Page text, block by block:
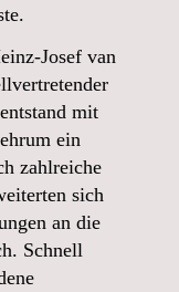
Josef van
mit
ein
zahlreiche
sich
an die
Schnell